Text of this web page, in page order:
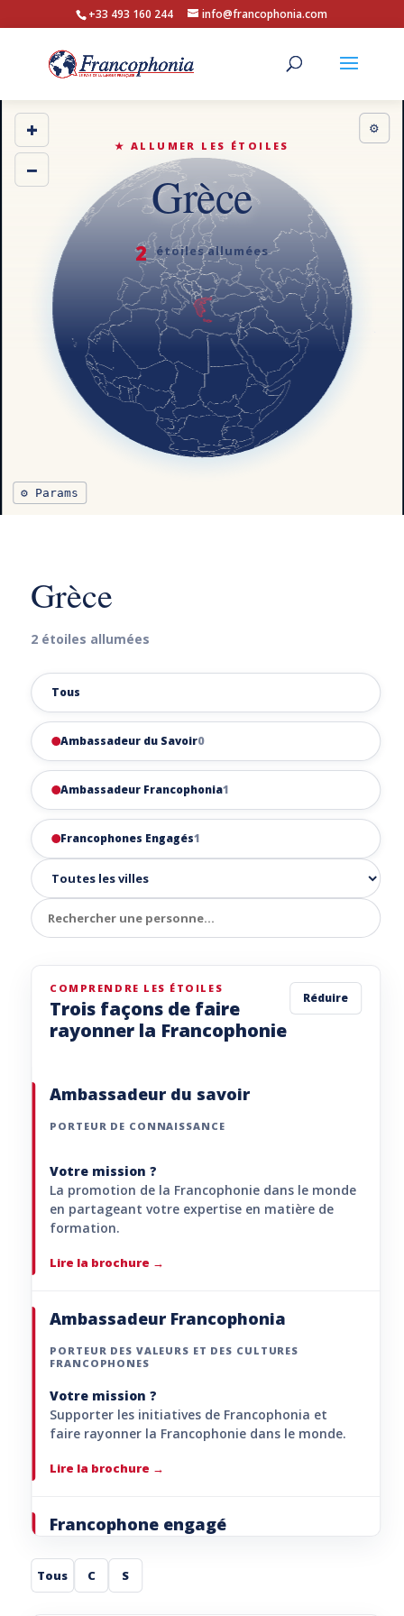
+33 493 160 244 info@francophonia.com
⚙ Params
⚙
+
−
★ ALLUMER LES ÉTOILES
Grèce
2 étoiles allumées
Grèce
2 étoiles allumées
Tous
Ambassadeur du Savoir0
Ambassadeur Francophonia1
Francophones Engagés1
COMPRENDRE LES ÉTOILES
Trois façons de faire
rayonner la Francophonie
Réduire
Ambassadeur du savoir
PORTEUR DE CONNAISSANCE
Votre mission ?
La promotion de la Francophonie dans le monde
en partageant votre expertise en matière de
formation.
Lire la brochure
Ambassadeur Francophonia
PORTEUR DES VALEURS ET DES CULTURES
FRANCOPHONES
Votre mission ?
Supporter les initiatives de Francophonia et
faire rayonner la Francophonie dans le monde.
Lire la brochure
Francophone engagé
PORTEUR DE PROJETS
Tous C S